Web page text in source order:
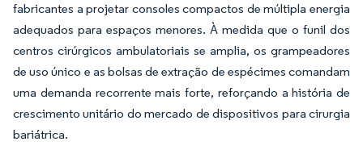
fabricantes a projetar consoles compactos de múltipla energia
adequados para espaços menores. À medida que o funil dos
centros cirúrgicos ambulatoriais se amplia, os grampeadores
de uso único e as bolsas de extração de espécimes comandam
uma demanda recorrente mais forte, reforçando a história de
crescimento unitário do mercado de dispositivos para cirurgia
bariátrica.